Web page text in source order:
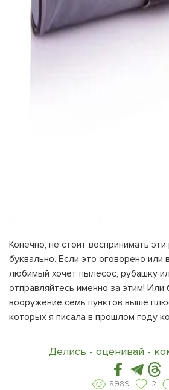
Конечно, не стоит воспринимать
буквально. Если это оговорено или
любимый хочет пылесос, рубашку
отправляйтесь именно за этим! Или
вооружение семь пунктов выше
которых я писала в прошлом году ко
Делись - оценивай -
8989 2